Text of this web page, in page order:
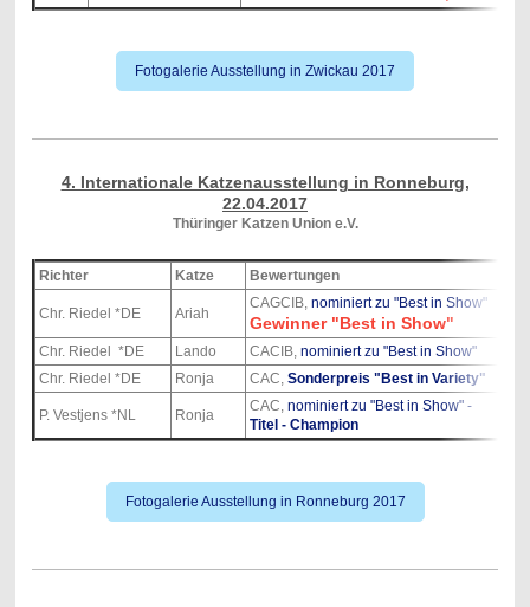
Fotogalerie Ausstellung in Zwickau 2017
4. Internationale Katzenausstellung in Ronneburg,
22.04.2017
Thüringer Katzen Union e.V.
Richter Katze Bewertungen
Chr. Riedel *DE Ariah
CAGCIB, nominiert zu "Best in Show"
Gewinner "Best in Show"
Chr. Riedel *DE Lando CACIB, nominiert zu "Best in Show"
Chr. Riedel *DE
Ronja CAC, Sonderpreis "Best in Variety"
P. Vestjens *NL Ronja
CAC, nominiert zu "Best in Show" -
Titel - Champion
Fotogalerie Ausstellung in Ronneburg 2017